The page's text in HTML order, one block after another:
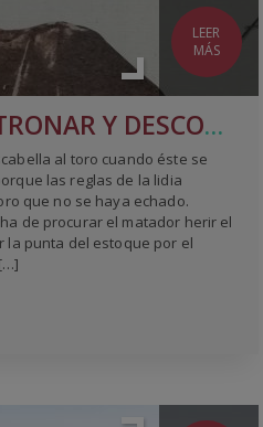
LEER
MÁS
DESCABELLAR, ATRONAR Y DESCORDAR
al toro cuando éste se
las reglas de la lidia
que no se haya echado.
de procurar el matador herir el
punta del estoque por el